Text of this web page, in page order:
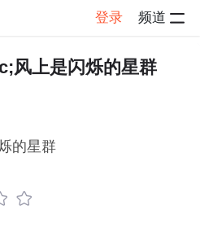
登录 频道
帖子详情
风上是闪烁的星群
的星群